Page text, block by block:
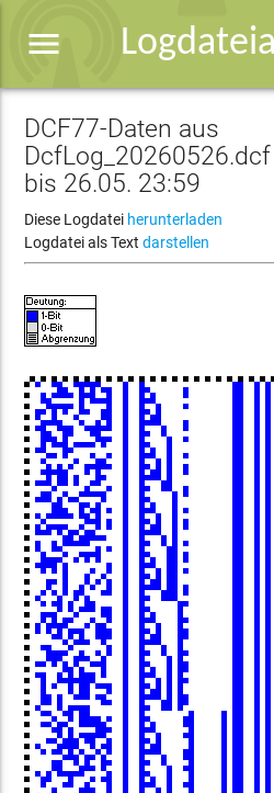
menu
DCF77-Daten aus
bis 26.05. 23:59
Diese Logdatei herunterladen
Logdatei als Textdarstellen